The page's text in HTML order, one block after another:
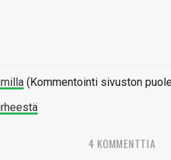
(Kommentointi sivuston
4 KOMMENTTIA